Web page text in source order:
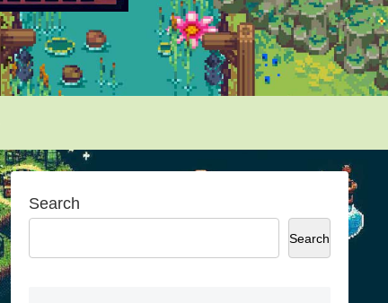
Search
Search